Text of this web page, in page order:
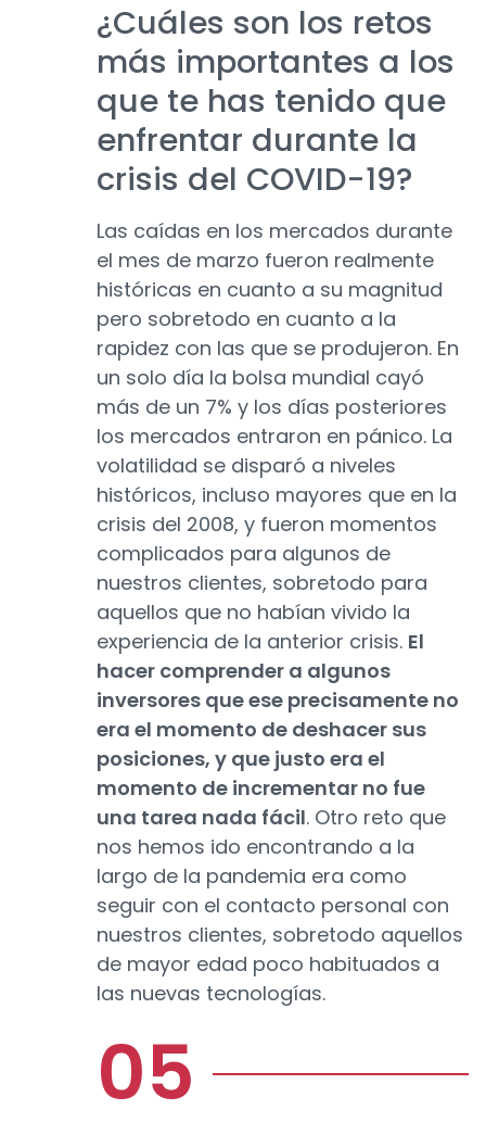
¿Cuáles son los retos
más importantes a los
que te has tenido que
enfrentar durante la
crisis del COVID-19?
Las caídas en los mercados durante
el mes de marzo fueron realmente
históricas en cuanto a su magnitud
pero sobretodo en cuanto a la
rapidez con las que se produjeron. En
un solo día la bolsa mundial cayó
más de un 7% y los días posteriores
los mercados entraron en pánico. La
volatilidad se disparó a niveles
históricos, incluso mayores que en la
crisis del 2008, y fueron momentos
complicados para algunos de
nuestros clientes, sobretodo para
aquellos que no habían vivido la
experiencia de la anterior crisis. El
hacer comprender a algunos
inversores que ese precisamente no
era el momento de deshacer sus
posiciones, y que justo era el
momento de incrementar no fue
una tarea nada fácil. Otro reto que
nos hemos ido encontrando a la
largo de la pandemia era como
seguir con el contacto personal con
nuestros clientes, sobretodo aquellos
de mayor edad poco habituados a
las nuevas tecnologías.